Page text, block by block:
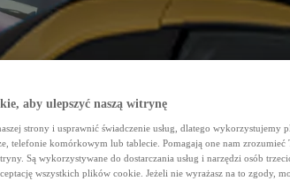
aby ulepszyć naszą witrynę
strony i usprawnić świadczenie usług, dlatego wykorzystujemy
telefonie komórkowym lub tablecie. Pomagają one nam zrozumieć
Są wykorzystywane do dostarczania usług i narzędzi osób
wszystkich plików cookie. Jeżeli nie wyrażasz na to zgody,